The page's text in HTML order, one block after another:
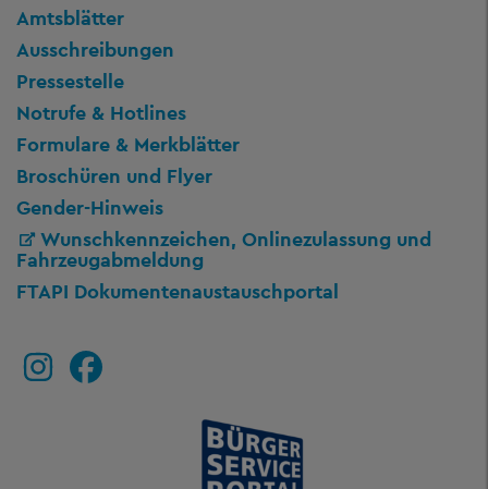
Amtsblätter
Ausschreibungen
Pressestelle
Notrufe & Hotlines
Formulare & Merkblätter
Broschüren und Flyer
Gender-Hinweis
Wunschkennzeichen, Onlinezulassung und
Fahrzeugabmeldung
FTAPI Dokumentenaustauschportal